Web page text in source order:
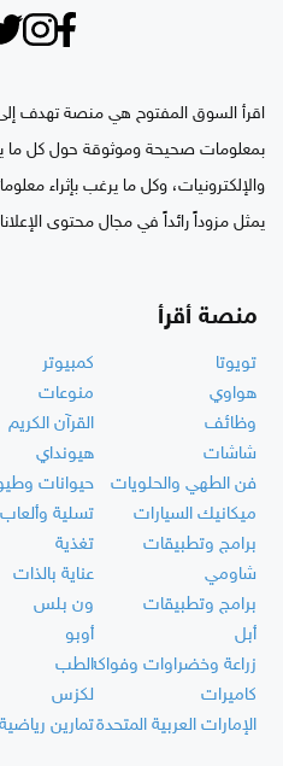
اقرأ السوق المفتوح هي منصة تهدف إلى
بمعلومات صحيحة وموثوقة حول كل ما
والإلكترونيات، وكل ما يرغب بإثراء
يمثل مزوداً رائداً في مجال محتوى
منصة أقرأ
تويوتا
كمبيوتر
هواوي
منوعات
وظائف
القرآن الكريم
شاشات
هيونداي
فن الطهي والحلويات
حيوانات
ميكانيك السيارات
تسلية وألعاب
برامج وتطبيقات
تغذية
شاومي
عناية بالذات
برامج وتطبيقات
ون بلس
أبل
أوبو
زراعة وخضراوات وفواكهالطب
كاميرات
لكزس
الإمارات العربية المتحدةتمارين رياضية